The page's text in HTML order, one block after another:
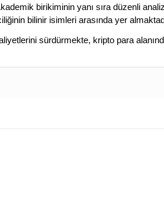
birikiminin yanı sıra düzenli
bilinir isimleri arasında yer
sürdürmekte, kripto para